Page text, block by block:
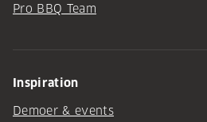
Pro BBQ Team
Inspiration
Demoer & events